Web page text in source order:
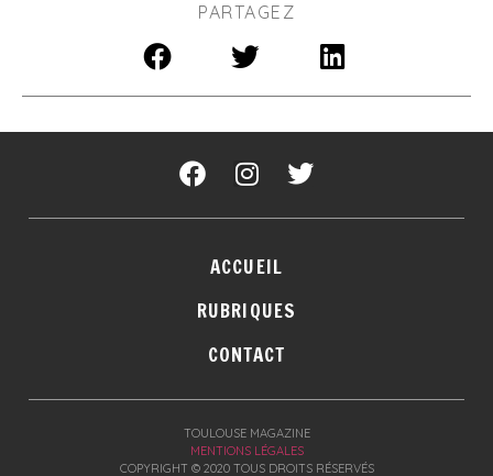
PARTAGEZ
ACCUEIL
RUBRIQUES
CONTACT
TOULOUSE MAGAZINE
MENTIONS LÉGALES
COPYRIGHT © 2020 TOUS DROITS RÉSERVÉS